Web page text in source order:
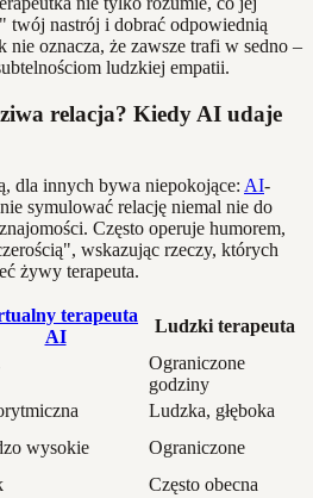
twój nastrój i dobrać odpowiednią
nie oznacza, że zawsze trafi w sedno –
ludzkiej empatii.
relacja? Kiedy AI udaje
dla innych bywa niepokojące: AI-
symulować relację niemal nie do
Często operuje humorem,
wskazując rzeczy, których
żywy terapeuta.
terapeuta
AI
Ludzki terapeuta
Ograniczone
godziny
Ludzka, głęboka
wysokie
Ograniczone
Często obecna